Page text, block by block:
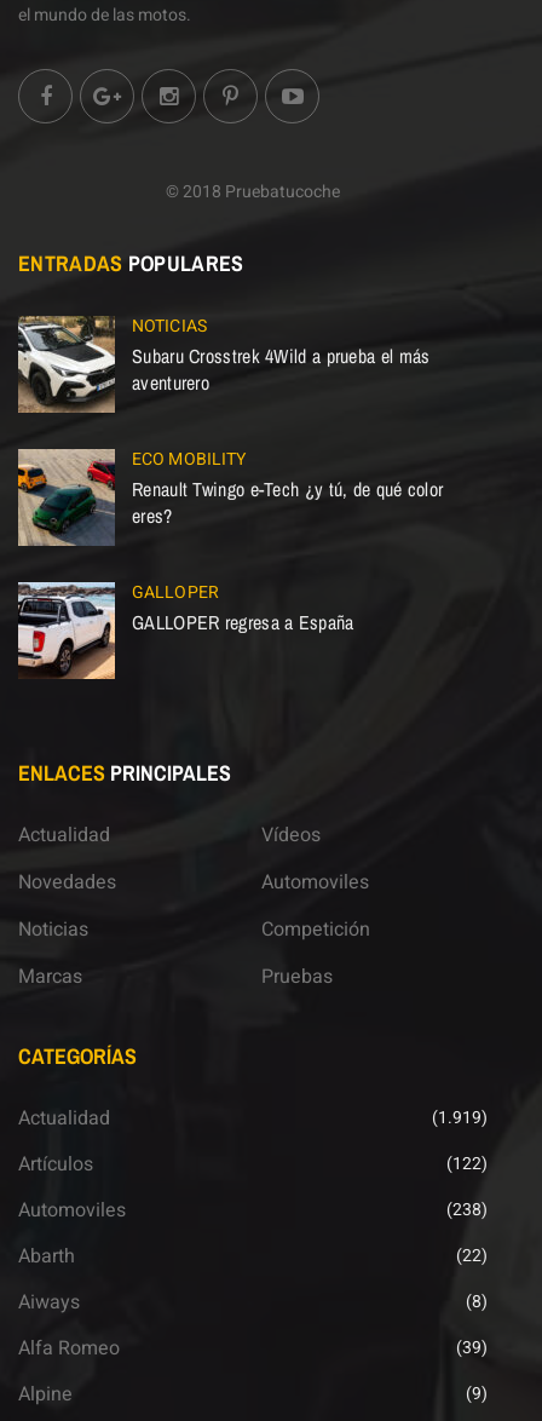
el mundo de las motos.
© 2018 Pruebatucoche
ENTRADAS POPULARES
NOTICIAS
Subaru Crosstrek 4Wild a prueba el más
aventurero
ECO MOBILITY
Renault Twingo e-Tech ¿y tú, de qué color
eres?
GALLOPER
GALLOPER regresa a España
ENLACES PRINCIPALES
Actualidad
Novedades
Noticias
Marcas
Vídeos
Automoviles
Competición
Pruebas
CATEGORÍAS
Actualidad (1.919)
Artículos (122)
Automoviles (238)
Abarth (22)
Aiways (8)
Alfa Romeo (39)
Alpine (9)